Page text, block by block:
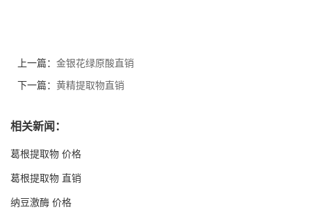
上一篇： 金银花绿原酸直销
下一篇： 黄精提取物直销
相关新闻：
葛根提取物 价格
葛根提取物 直销
纳豆激酶 价格